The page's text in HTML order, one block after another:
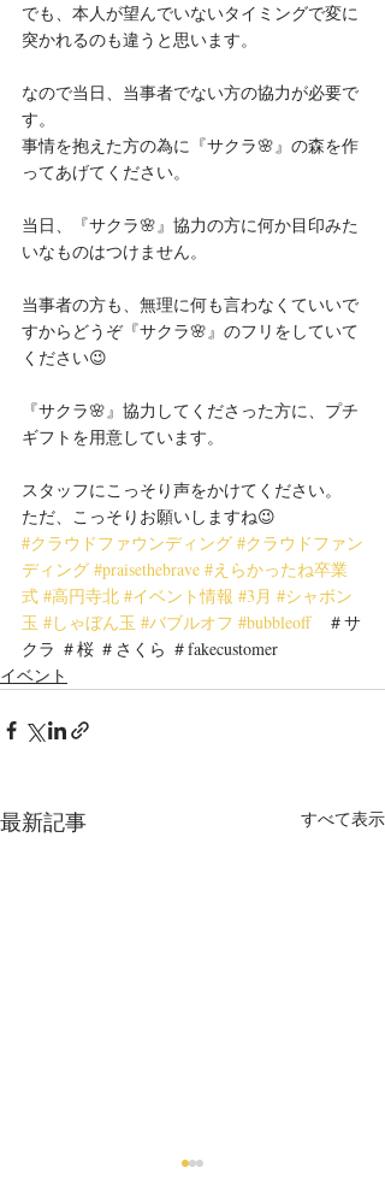
でも、本人が望んでいないタイミングで変に
突かれるのも違うと思います。
なので当日、当事者でない方の協力が必要で
す。
事情を抱えた方の為に『サクラ🌸』の森を作
ってあげてください。
当日、『サクラ🌸』協力の方に何か目印みた
いなものはつけません。
当事者の方も、無理に何も言わなくていいで
すからどうぞ『サクラ🌸』のフリをしていて
ください😉
『サクラ🌸』協力してくださった方に、プチ
ギフトを用意しています。
スタッフにこっそり声をかけてください。
ただ、こっそりお願いしますね😉
#クラウドファウンディング #クラウドファン
ディング #praisethebrave #えらかったね卒業
式 #高円寺北 #イベント情報 #3月 #シャボン
玉 #しゃぼん玉 #バブルオフ #bubbleoff ＃サ
クラ ＃桜 ＃さくら ＃fakecustomer
イベント
最新記事 すべて表示